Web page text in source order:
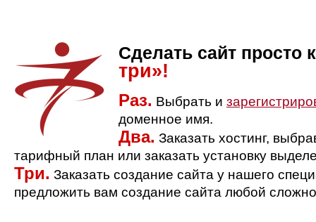
Сделать сайт просто
три»!
Раз. Выбрать и
доменное имя.
Два. Заказать хостинг,
тарифный план или заказать установку
Три. Заказать создание сайта у нашего
предложить вам создание сайта любой